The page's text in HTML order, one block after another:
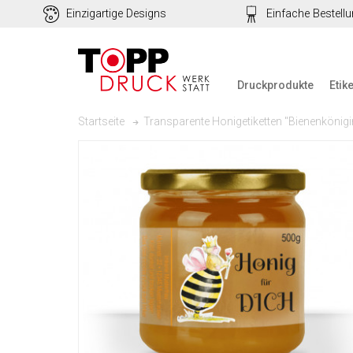
Einzigartige Designs Einfache
Druckprodukte
Startseite Transparente Honigetiketten